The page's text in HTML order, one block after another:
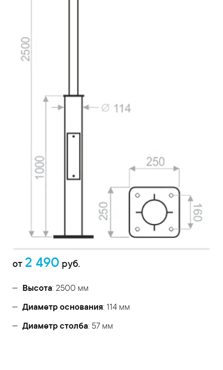
от 2 490 руб.
Высота: 2500 мм
Диаметр основания: 114 мм
Диаметр столба: 57 мм